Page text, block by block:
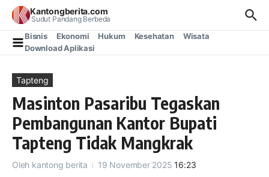
Lewati ke konten
Kantongberita.com
Sudut Pandang Berbeda
Bisnis Ekonomi Hukum Kesehatan
Wisata
Download Aplikasi
Tapteng
Masinton Pasaribu Tegaskan
Pembangunan Kantor Bupati
Tapteng Tidak Mangkrak
Oleh kantong berita 19 November 202516:23